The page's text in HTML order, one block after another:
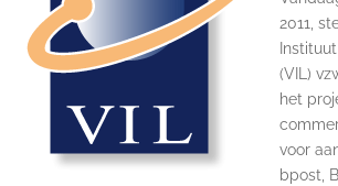
2011,
(VIL)
het
voor
bpost,